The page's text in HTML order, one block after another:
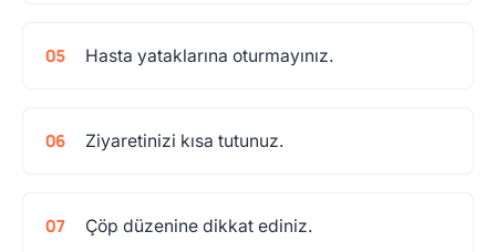
Hasta yataklarına oturmayınız.
Ziyaretinizi kısa tutunuz.
Çöp düzenine dikkat ediniz.